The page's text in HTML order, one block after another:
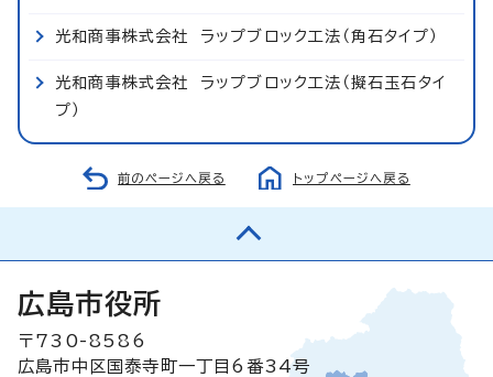
光和商事株式会社 ラップブロック工法（角石タイプ）
光和商事株式会社 ラップブロック工法（擬石玉石タイ
プ）
前のページへ戻る トップページへ戻る
広島市役所
〒730-8586
広島市中区国泰寺町一丁目6番34号